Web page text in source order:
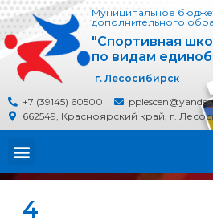
Муниципальное
дополнительного
"Спортивная
по видам
г. Лесосибирск
+7 (39145) 60500
662549, Красноярский край, г.
4